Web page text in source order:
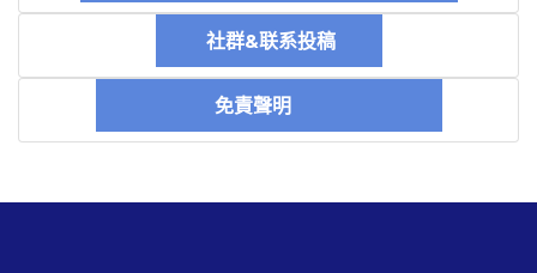
社群&联系投稿
免責聲明